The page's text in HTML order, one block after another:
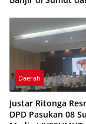
ke-5
Daerah
Justar Ritonga
DPD Pasukan 08